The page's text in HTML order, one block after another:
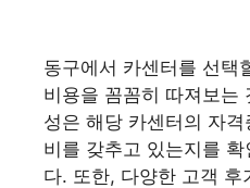
동구에서 카센터를 선택
비용을 꼼꼼히 따져보는
성은 해당 카센터의 자
비를 갖추고 있는지를
다. 또한, 다양한 고객